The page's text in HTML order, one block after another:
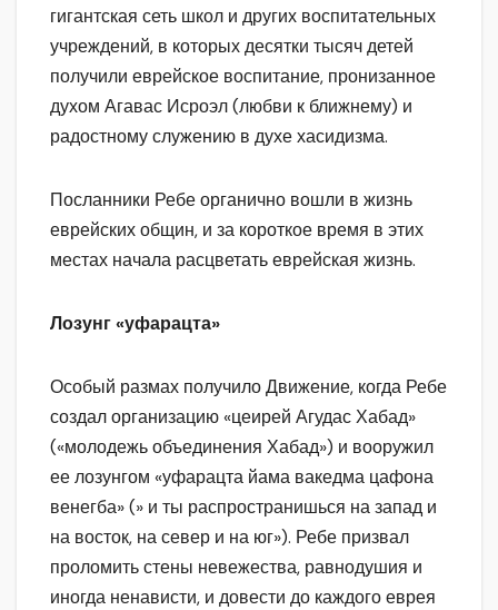
гигантская сеть школ и других воспитательных
учреждений, в которых десятки тысяч детей
получили еврейское воспитание, пронизанное
духом Агавас Исроэл (любви к ближнему) и
радостному служению в духе хасидизма.
Посланники Ребе органично вошли в жизнь
еврейских общин, и за короткое время в этих
местах начала расцветать еврейская жизнь.
Лозунг «уфарацта»
Особый размах получило Движение, когда Ребе
создал организацию «цеирей Агудас Хабад»
(«молодежь объединения Хабад») и вооружил
ее лозунгом «уфарацта йама вакедма цафона
венегба» (» и ты распространишься на запад и
на восток, на север и на юг»). Ребе призвал
проломить стены невежества, равнодушия и
иногда ненависти, и довести до каждого еврея